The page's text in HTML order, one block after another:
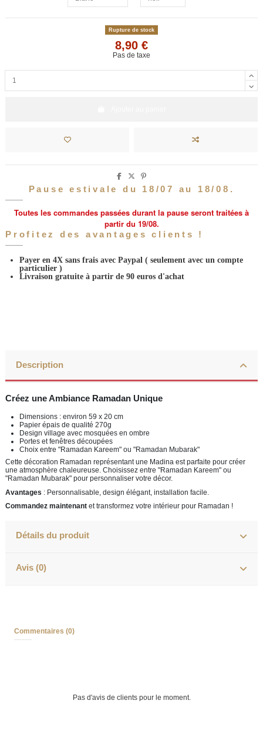
Rupture de stock
8,90 €
Pas de taxe
Pause estivale du 18/07 au 18/08.
Toutes les commandes passées durant la pause seront traitées à
partir du 19/08.
Profitez des avantages clients !
Payer en 4X sans frais avec Paypal ( seulement avec un compte
particulier )
Livraison gratuite à partir de 90 euros d'achat
Description
Créez une Ambiance Ramadan Unique
Dimensions : environ 59 x 20 cm
Papier épais de qualité 270g
Design village avec mosquées en ombre
Portes et fenêtres découpées
Choix entre "Ramadan Kareem" ou "Ramadan Mubarak"
Cette décoration Ramadan représentant une Madina est parfaite pour créer
une atmosphère chaleureuse. Choisissez entre "Ramadan Kareem" ou
"Ramadan Mubarak" pour personnaliser votre décor.
Avantages : Personnalisable, design élégant, installation facile.
Commandez maintenant et transformez votre intérieur pour Ramadan !
Détails du produit
Avis (0)
Commentaires (0)
Pas d'avis de clients pour le moment.